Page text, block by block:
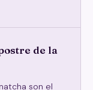
de la
son el